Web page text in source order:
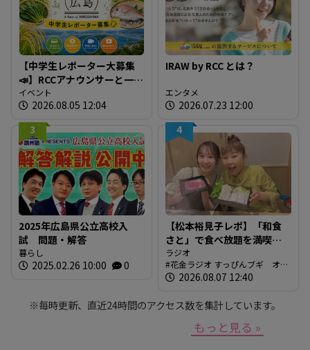
【中学生レポーター大募集
📣】RCCアナウンサーと一緒
に「広島の食」の現場を取
材しよう！
イベント
2026.08.05 12:04
IRAW by RCC とは？
エンタメ
2026.07.23 12:00
3
2025年広島県公立高校入
試 問題・解答
暮らし
2025.02.26 10:00 0
4
【松本裕見子レポ】「和食
さと」で食べ放題を満喫！
「さとしゃぶ」を体験！！
（RCCラジオ「花金ラジオ
すっぴんブギ」企画）
ラジオ
花金ラジオ すっぴんブギ オン
エア情報
2026.08.07 12:40
※毎時更新、直近24時間のアクセス数を集計しています。
もっと見る »